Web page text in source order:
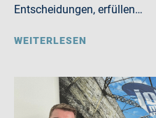
Entscheidungen, erfüllen…
WEITERLESEN